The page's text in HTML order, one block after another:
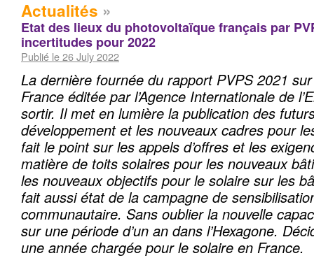
Actualités »
Etat des lieux du photovoltaïque français par
incertitudes pour 2022
Publié le 26 July 2022
La dernière fournée du rapport PVPS 2021
France éditée par l’Agence Internationale de
sortir. Il met en lumière la publication des
développement et les nouveaux cadres pour
fait le point sur les appels d’offres et les
matière de toits solaires pour les nouveaux
les nouveaux objectifs pour le solaire sur les
fait aussi état de la campagne de
communautaire. Sans oublier la nouvelle
sur une période d’un an dans l’Hexagone.
une année chargée pour le solaire en France.